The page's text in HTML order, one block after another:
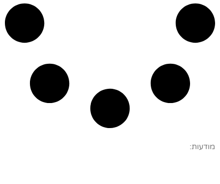
מודעות: